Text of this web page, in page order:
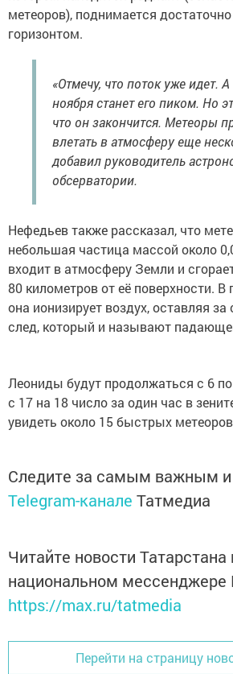
метеоров), поднимается
горизонтом.
«Отмечу, что поток уже идет.
ноября станет его пиком. Но
что он закончится. Метеоры
влетать в атмосферу еще
добавил руководитель
обсерватории.
Нефедьев также рассказал, что
небольшая частица массой около
входит в атмосферу Земли и
80 километров от её поверхности. В
она ионизирует воздух, оставляя
след, который и называют
Леониды будут продолжаться с 6
с 17 на 18 число за один час в
увидеть около 15 быстрых
Следите за самым важным
Telegram-канале Татмедиа
Читайте новости Татарстана
национальном мессенджере
https://max.ru/tatmedia
Перейти на страницу